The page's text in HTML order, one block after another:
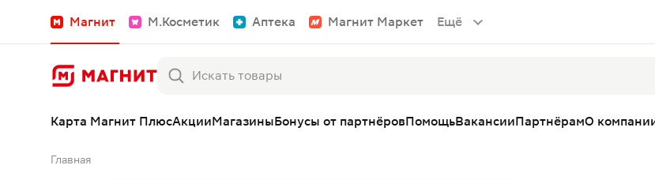
Магнит М.Косметик Аптека Магнит Маркет Ещё
Карта Магнит ПлюсАкцииМагазиныБонусы от партнёровПомощьВакансииПартнёрамО
Главная